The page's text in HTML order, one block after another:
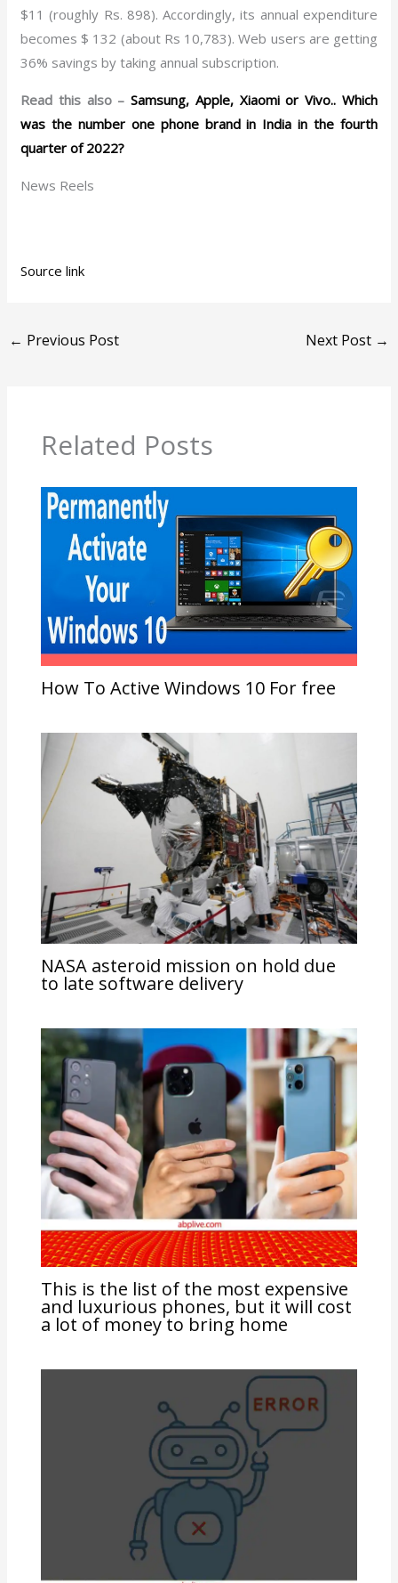
$11 (roughly Rs. 898). Accordingly, its annual expenditure
becomes $ 132 (about Rs 10,783). Web users are getting
36% savings by taking annual subscription.
Read this also –Samsung, Apple, Xiaomi or Vivo.. Which
was the number one phone brand in India in the fourth
quarter of 2022?
News Reels
Source link
← Previous Post Next Post →
Related Posts
How To Active Windows 10 For free
NASA asteroid mission on hold due
to late software delivery
This is the list of the most expensive
and luxurious phones, but it will cost
a lot of money to bring home